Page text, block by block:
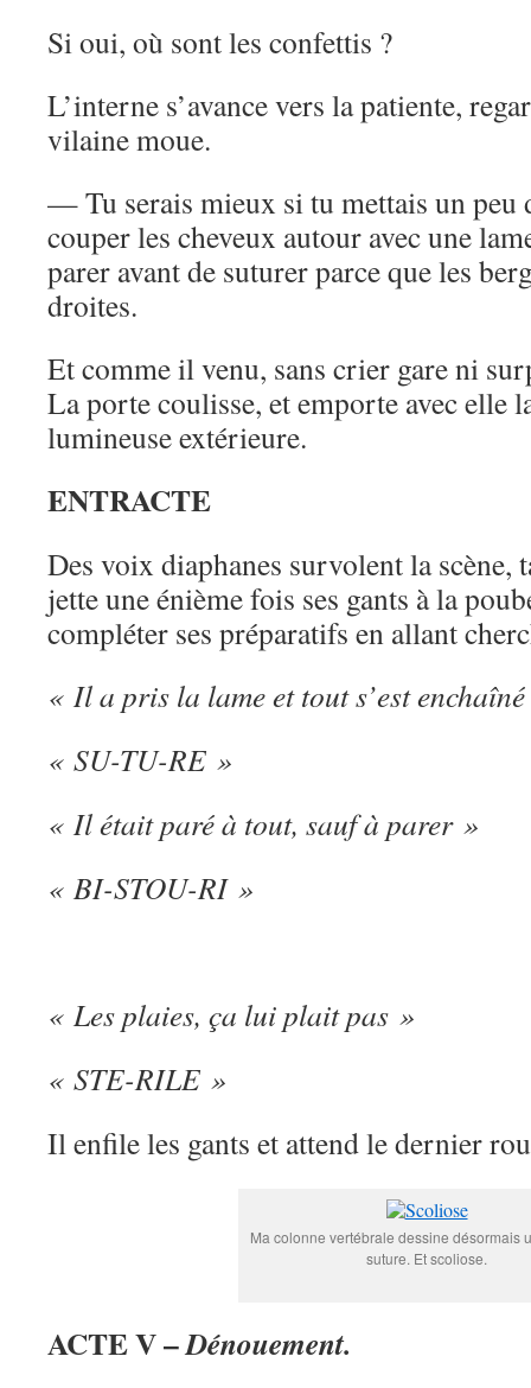
Si oui, où sont les confettis ?
L’interne s’avance vers la patiente,
vilaine moue.
— Tu serais mieux si tu mettais un peu
couper les cheveux autour avec une
parer avant de suturer parce que les
droites.
Et comme il venu, sans crier gare ni
La porte coulisse, et emporte avec elle
lumineuse extérieure.
ENTRACTE
Des voix diaphanes survolent la scène,
jette une énième fois ses gants à la
compléter ses préparatifs en allant
« Il a pris la lame et tout s’est
« SU-TU-RE »
« Il était paré à tout, sauf à parer »
« BI-STOU-RI »
« Les plaies, ça lui plait pas »
« STE-RILE »
Il enfile les gants et attend le dernier
Ma colonne vertébrale dessine désormais
suture. Et scoliose.
ACTE V –Dénouement.